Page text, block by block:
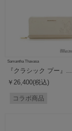
Samantha Thavasa
『クラシック プー』...
￥26,400(税込)
コラボ商品